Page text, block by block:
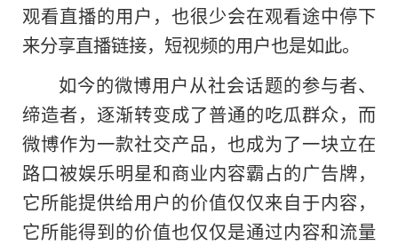
观看直播的用户，也很少会在观看途中停下
来分享直播链接，短视频的用户也是如此。
如今的微博用户从社会话题的参与者、
缔造者，逐渐转变成了普通的吃瓜群众，而
微博作为一款社交产品，也成为了一块立在
路口被娱乐明星和商业内容霸占的广告牌，
它所能提供给用户的价值仅仅来自于内容，
它所能得到的价值也仅仅是通过内容和流量